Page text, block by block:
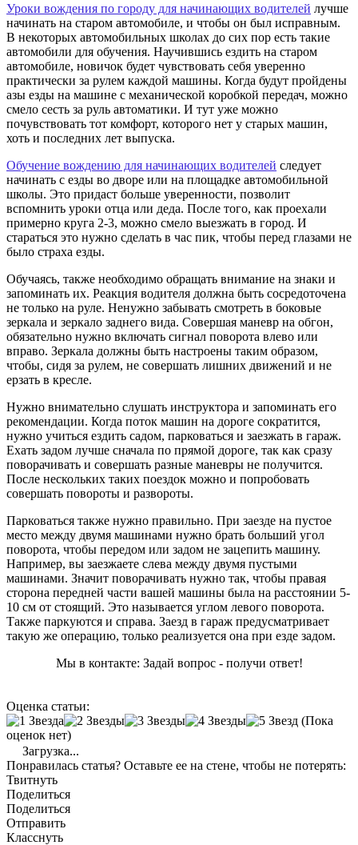
Уроки вождения по городу для начинающих водителей лучше
начинать на старом автомобиле, и чтобы он был исправным.
В некоторых автомобильных школах до сих пор есть такие
автомобили для обучения. Научившись ездить на старом
автомобиле, новичок будет чувствовать себя уверенно
практически за рулем каждой машины. Когда будут пройдены
азы езды на машине с механической коробкой передач, можно
смело сесть за руль автоматики. И тут уже можно
почувствовать тот комфорт, которого нет у старых машин,
хоть и последних лет выпуска.
Обучение вождению для начинающих водителей следует
начинать с езды во дворе или на площадке автомобильной
школы. Это придаст больше уверенности, позволит
вспомнить уроки отца или деда. После того, как проехали
примерно круга 2-3, можно смело выезжать в город. И
стараться это нужно сделать в час пик, чтобы перед глазами не
было страха езды.
Обучаясь, также необходимо обращать внимание на знаки и
запоминать их. Реакция водителя должна быть сосредоточена
не только на руле. Ненужно забывать смотреть в боковые
зеркала и зеркало заднего вида. Совершая маневр на обгон,
обязательно нужно включать сигнал поворота влево или
вправо. Зеркала должны быть настроены таким образом,
чтобы, сидя за рулем, не совершать лишних движений и не
ерзать в кресле.
Нужно внимательно слушать инструктора и запоминать его
рекомендации. Когда поток машин на дороге сократится,
нужно учиться ездить садом, парковаться и заезжать в гараж.
Ехать задом лучше сначала по прямой дороге, так как сразу
поворачивать и совершать разные маневры не получится.
После нескольких таких поездок можно и попробовать
совершать повороты и развороты.
Парковаться также нужно правильно. При заезде на пустое
место между двумя машинами нужно брать больший угол
поворота, чтобы передом или задом не зацепить машину.
Например, вы заезжаете слева между двумя пустыми
машинами. Значит поворачивать нужно так, чтобы правая
сторона передней части вашей машины была на расстоянии 5-
10 см от стоящий. Это называется углом левого поворота.
Также паркуются и справа. Заезд в гараж предусматривает
такую же операцию, только реализуется она при езде задом.
Мы в контакте: Задай вопрос - получи ответ!
Оценка статьи:
(Пока
оценок нет)
Загрузка...
Понравилась статья? Оставьте ее на стене, чтобы не потерять:
Твитнуть
Поделиться
Поделиться
Отправить
Класснуть